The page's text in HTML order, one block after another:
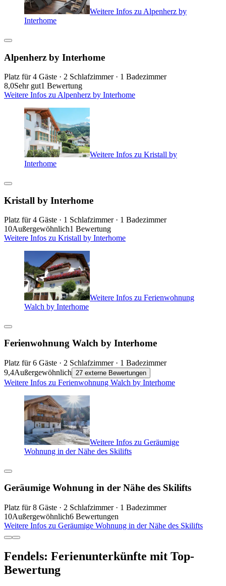
Weitere Infos zu Alpenherz by
Interhome
Alpenherz by Interhome
Platz für 4 Gäste · 2 Schlafzimmer · 1 Badezimmer
8,0Sehr gut1 Bewertung
Weitere Infos zu Alpenherz by Interhome
Weitere Infos zu Kristall by
Interhome
Kristall by Interhome
Platz für 4 Gäste · 1 Schlafzimmer · 1 Badezimmer
10Außergewöhnlich1 Bewertung
Weitere Infos zu Kristall by Interhome
Weitere Infos zu Ferienwohnung
Walch by Interhome
Ferienwohnung Walch by Interhome
Platz für 6 Gäste · 2 Schlafzimmer · 1 Badezimmer
9,4Außergewöhnlich 27 externe Bewertungen
Weitere Infos zu Ferienwohnung Walch by Interhome
Weitere Infos zu Geräumige
Wohnung in der Nähe des Skilifts
Geräumige Wohnung in der Nähe des Skilifts
Platz für 8 Gäste · 2 Schlafzimmer · 1 Badezimmer
10Außergewöhnlich6 Bewertungen
Weitere Infos zu Geräumige Wohnung in der Nähe des Skilifts
Fendels: Ferienunterkünfte mit Top-
Bewertung